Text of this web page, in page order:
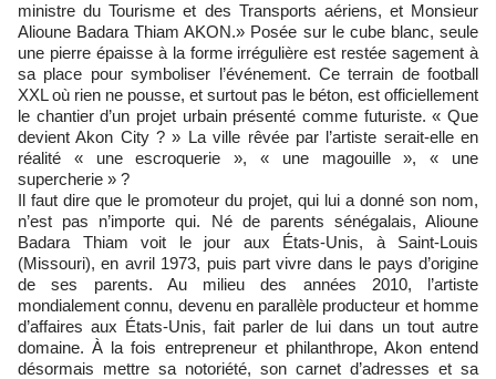
ministre du Tourisme et des Transports aériens, et Monsieur
Alioune Badara Thiam AKON.» Posée sur le cube blanc, seule
une pierre épaisse à la forme irrégulière est restée sagement à
sa place pour symboliser l’événement. Ce terrain de football
XXL où rien ne pousse, et surtout pas le béton, est officiellement
le chantier d’un projet urbain présenté comme futuriste. « Que
devient Akon City ? » La ville rêvée par l’artiste serait-elle en
réalité « une escroquerie », « une magouille », « une
supercherie » ?
Il faut dire que le promoteur du projet, qui lui a donné son nom,
n’est pas n’importe qui. Né de parents sénégalais, Alioune
Badara Thiam voit le jour aux États-Unis, à Saint-Louis
(Missouri), en avril 1973, puis part vivre dans le pays d’origine
de ses parents. Au milieu des années 2010, l’artiste
mondialement connu, devenu en parallèle producteur et homme
d’affaires aux États-Unis, fait parler de lui dans un tout autre
domaine. À la fois entrepreneur et philanthrope, Akon entend
désormais mettre sa notoriété, son carnet d’adresses et sa